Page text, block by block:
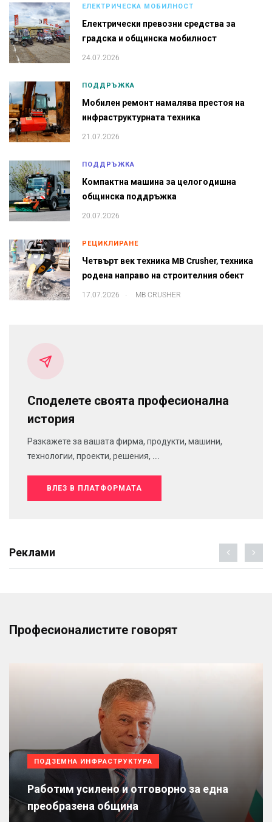
ЕЛЕКТРИЧЕСКА МОБИЛНОСТ
Електрически превозни средства за
градска и общинска мобилност
24.07.2026
ПОДДРЪЖКА
Мобилен ремонт намалява престоя на
инфраструктурната техника
21.07.2026
ПОДДРЪЖКА
Компактна машина за целогодишна
общинска поддръжка
20.07.2026
РЕЦИКЛИРАНЕ
Четвърт век техника MB Crusher, техника
родена направо на строителния обект
17.07.2026 MB CRUSHER
Споделете своята професионална
история
Разкажете за вашата фирма, продукти, машини,
технологии, проекти, решения, ...
ВЛЕЗ В ПЛАТФОРМАТА
Реклами
Професионалистите говорят
ПОДЗЕМНА ИНФРАСТРУКТУРА
Работим усилено и отговорно за една
преобразена община